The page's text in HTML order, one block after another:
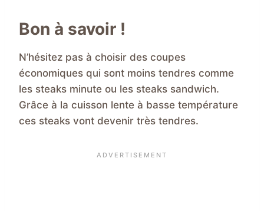
Bon à savoir !
N’hésitez pas à choisir des coupes
économiques qui sont moins tendres comme
les steaks minute ou les steaks sandwich.
Grâce à la cuisson lente à basse température
ces steaks vont devenir très tendres.